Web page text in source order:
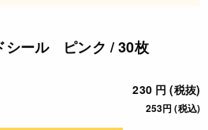
シール ピンク / 30枚
230 円 (税抜)
253円 (税込)